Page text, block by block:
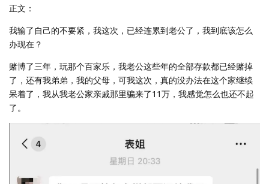
正文：
我输了自己的不要紧，我这次，已经连累到老公了，我到底该怎么
办现在？
赌博了三年，玩那个百家乐，我老公这些年的全部存款都已经赌掉
了，还有我弟弟，我的父母，可我这次，真的没办法在这个家继续
呆着了，我从我老公家亲戚那里骗来了11万，我感觉怎么也还不起
了。